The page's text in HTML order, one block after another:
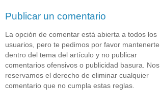
Publicar un comentario
La opción de comentar está abierta a todos los
usuarios, pero te pedimos por favor mantenerte
dentro del tema del artículo y no publicar
comentarios ofensivos o publicidad basura. Nos
reservamos el derecho de eliminar cualquier
comentario que no cumpla estas reglas.